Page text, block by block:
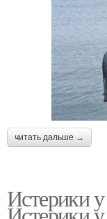
читать дальше →
Истерики